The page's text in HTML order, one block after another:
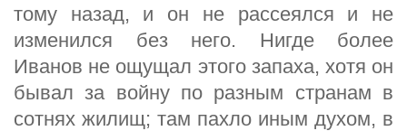
тому назад, и он не рассеялся и не
изменился без него. Нигде более
Иванов не ощущал этого запаха, хотя он
бывал за войну по разным странам в
сотнях жилищ; там пахло иным духом, в